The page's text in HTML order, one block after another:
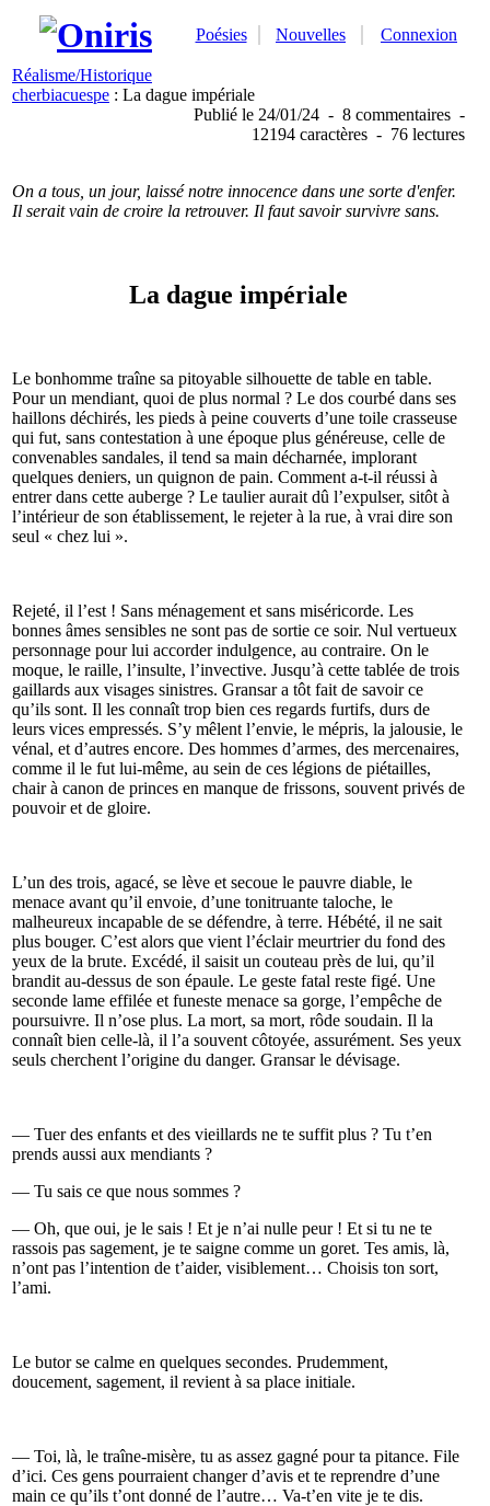
Poésies Nouvelles Connexion
Réalisme/Historique
cherbiacuespe : La dague impériale
Publié le 24/01/24 - 8 commentaires -
12194 caractères - 76 lectures
On a tous, un jour, laissé notre innocence dans une sorte d'enfer.
Il serait vain de croire la retrouver. Il faut savoir survivre sans.
La dague impériale
Le bonhomme traîne sa pitoyable silhouette de table en table.
Pour un mendiant, quoi de plus normal ? Le dos courbé dans ses
haillons déchirés, les pieds à peine couverts d’une toile crasseuse
qui fut, sans contestation à une époque plus généreuse, celle de
convenables sandales, il tend sa main décharnée, implorant
quelques deniers, un quignon de pain. Comment a-t-il réussi à
entrer dans cette auberge ? Le taulier aurait dû l’expulser, sitôt à
l’intérieur de son établissement, le rejeter à la rue, à vrai dire son
seul « chez lui ».
Rejeté, il l’est ! Sans ménagement et sans miséricorde. Les
bonnes âmes sensibles ne sont pas de sortie ce soir. Nul vertueux
personnage pour lui accorder indulgence, au contraire. On le
moque, le raille, l’insulte, l’invective. Jusqu’à cette tablée de trois
gaillards aux visages sinistres. Gransar a tôt fait de savoir ce
qu’ils sont. Il les connaît trop bien ces regards furtifs, durs de
leurs vices empressés. S’y mêlent l’envie, le mépris, la jalousie, le
vénal, et d’autres encore. Des hommes d’armes, des mercenaires,
comme il le fut lui-même, au sein de ces légions de piétailles,
chair à canon de princes en manque de frissons, souvent privés de
pouvoir et de gloire.
L’un des trois, agacé, se lève et secoue le pauvre diable, le
menace avant qu’il envoie, d’une tonitruante taloche, le
malheureux incapable de se défendre, à terre. Hébété, il ne sait
plus bouger. C’est alors que vient l’éclair meurtrier du fond des
yeux de la brute. Excédé, il saisit un couteau près de lui, qu’il
brandit au-dessus de son épaule. Le geste fatal reste figé. Une
seconde lame effilée et funeste menace sa gorge, l’empêche de
poursuivre. Il n’ose plus. La mort, sa mort, rôde soudain. Il la
connaît bien celle-là, il l’a souvent côtoyée, assurément. Ses yeux
seuls cherchent l’origine du danger. Gransar le dévisage.
— Tuer des enfants et des vieillards ne te suffit plus ? Tu t’en
prends aussi aux mendiants ?
— Tu sais ce que nous sommes ?
— Oh, que oui, je le sais ! Et je n’ai nulle peur ! Et si tu ne te
rassois pas sagement, je te saigne comme un goret. Tes amis, là,
n’ont pas l’intention de t’aider, visiblement… Choisis ton sort,
l’ami.
Le butor se calme en quelques secondes. Prudemment,
doucement, sagement, il revient à sa place initiale.
— Toi, là, le traîne-misère, tu as assez gagné pour ta pitance. File
d’ici. Ces gens pourraient changer d’avis et te reprendre d’une
main ce qu’ils t’ont donné de l’autre… Va-t’en vite je te dis.